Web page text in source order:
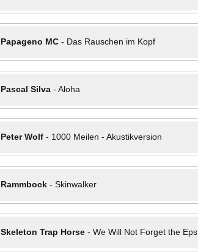
Papageno MC- Das Rauschen im Kopf
Pascal Silva- Aloha
Peter Wolf- 1000 Meilen - Akustikversion
Rammbock- Skinwalker
Skeleton Trap Horse- We Will Not Forget the